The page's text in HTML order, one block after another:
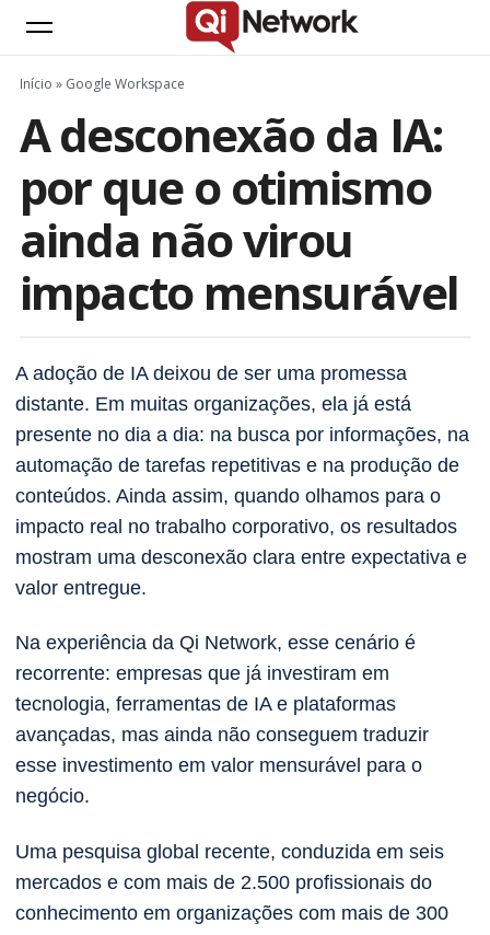
Início » Google Workspace
A desconexão da IA:
por que o otimismo
ainda não virou
impacto mensurável
A adoção de IA deixou de ser uma promessa
distante. Em muitas organizações, ela já está
presente no dia a dia: na busca por informações, na
automação de tarefas repetitivas e na produção de
conteúdos. Ainda assim, quando olhamos para o
impacto real no trabalho corporativo, os resultados
mostram uma desconexão clara entre expectativa e
valor entregue.
Na experiência da Qi Network, esse cenário é
recorrente: empresas que já investiram em
tecnologia, ferramentas de IA e plataformas
avançadas, mas ainda não conseguem traduzir
esse investimento em valor mensurável para o
negócio.
Uma pesquisa global recente, conduzida em seis
mercados e com mais de 2.500 profissionais do
conhecimento em organizações com mais de 300